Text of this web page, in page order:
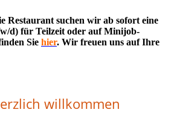
Restaurant suchen wir ab sofort eine
d) für Teilzeit oder auf Minijob-
Sie hier. Wir freuen uns auf Ihre
willkommen